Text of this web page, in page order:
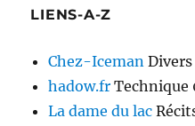
LIENS-A-Z
Chez-Iceman
hadow.fr Technique
La dame du lac